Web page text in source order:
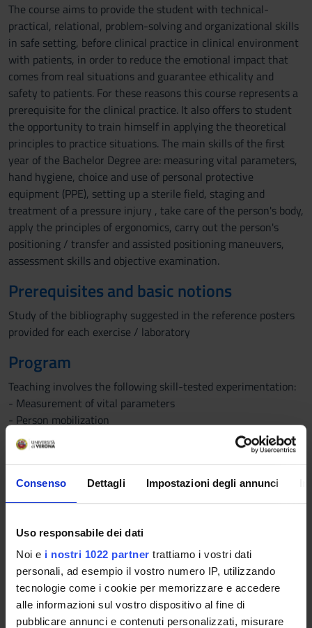
Consenso Dettagli Impostazioni degli annunci
Uso responsabile dei dati
Noi e i nostri 1022 partner trattiamo i vostri dati
personali, ad esempio il vostro numero IP, utilizzando
tecnologie come i cookie per memorizzare e accedere
alle informazioni sul vostro dispositivo al fine di
pubblicare annunci e contenuti personalizzati, misurare
The course aims to provide the student with technical-
practical, relational, problem-solving and organizational skills
in safe setting, before clinical practice in clinical environment
with patients, in order to reduce the emotional impact that
comes from real situations and guarantee ethicality and
safety to patients. For these reasons this course represents a
prerequisite for the clinical practice. It also offers to student
the opportunity to train himself in applying the theoretical
principles to practice situations. The main skills of the first
year of the Bachelor Degree are: measuring vital parameters,
hand hygiene, choice and use of personal protective
equipment (PPE), setting up a sterile field, staging and
treatment of a pressure injury , take care of the person's body,
apply the principles of ergonomics, carry out the person's
positioning / transfer and assisted positioning maneuvers,
assessment skills and objective examination.
Prerequisites and basic notions
Study of the bibliography suggested in the reference posters
provided for each exercise / laboratory
Program
Teaching involves the following skill-tested experimentation:
- Measurement of vital parameters
- Person mobilization
- Clinical case analysis: (connections with the physiology and
pathophysiology)
- Case histories: simulated data collection
-Hand hygiene, choice and use of DPI and preparation of a
sterile field
selection criteria
Bibliography
Vai alla bibliografia